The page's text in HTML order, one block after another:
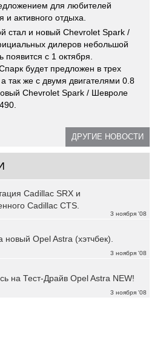
для любителей
и активного отдыха.
стал и новый Chevrolet Spark /
дилеров небольшой
появится с 1 октября.
будет предложен в трех
так же с двумя двигателями 0.8
Chevrolet Spark / Шевроле
ДРУГИЕ НОВОСТИ
3 ноября '08
Cadillac SRX и
Cadillac CTS.
3 ноября '08
новый Opel Astra (хэтчбек).
3 ноября '08
на Тест-Драйв Opel Astra NEW!